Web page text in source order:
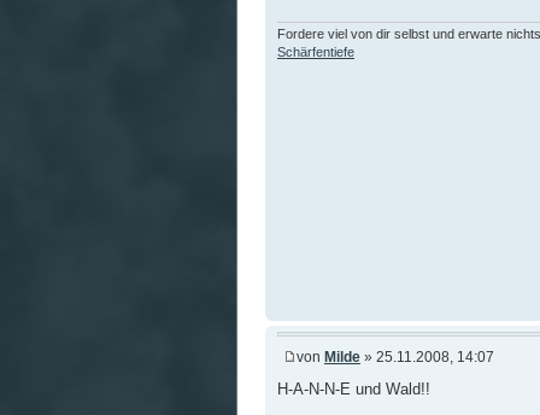
Fordere viel von dir selbst und erwarte
Schärfentiefe
von Milde » 25.11.2008, 14:07
H-A-N-N-E und Wald!!